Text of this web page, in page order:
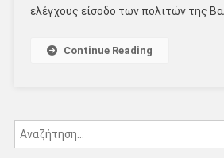
ελέγχους είσοδο των πολιτών της
Continue Reading